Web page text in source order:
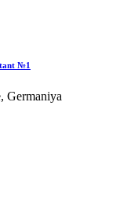
№1
Germaniya